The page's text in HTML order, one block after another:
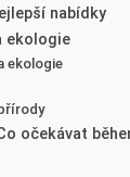
nabídky
ekologie
ekologie
očekávat